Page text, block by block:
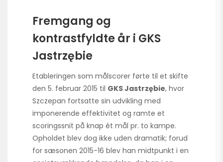
Fremgang og
kontrastfyldte år i GKS
Jastrzębie
Etableringen som målscorer førte til et skifte
den 5. februar 2015 til GKS Jastrzębie, hvor
Szczepan fortsatte sin udvikling med
imponerende effektivitet og ramte et
scoringssnit på knap ét mål pr. to kampe.
Opholdet blev dog ikke uden dramatik; forud
for sæsonen 2015-16 blev han midtpunkt i en